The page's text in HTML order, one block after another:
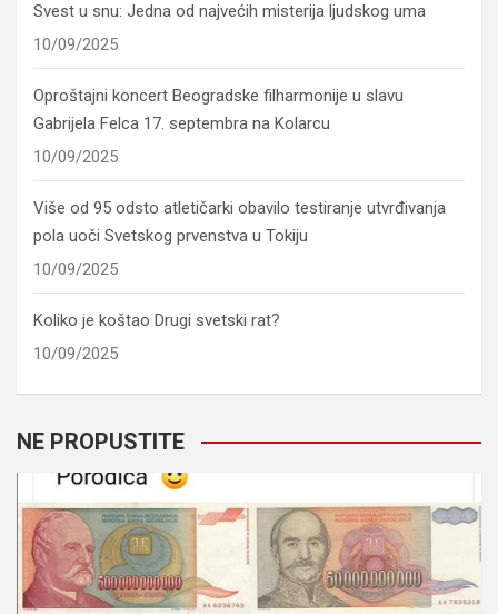
Svest u snu: Jedna od najvećih misterija ljudskog uma
10/09/2025
Oproštajni koncert Beogradske filharmonije u slavu
Gabrijela Felca 17. septembra na Kolarcu
10/09/2025
Više od 95 odsto atletičarki obavilo testiranje utvrđivanja
pola uoči Svetskog prvenstva u Tokiju
10/09/2025
Koliko je koštao Drugi svetski rat?
10/09/2025
NE PROPUSTITE